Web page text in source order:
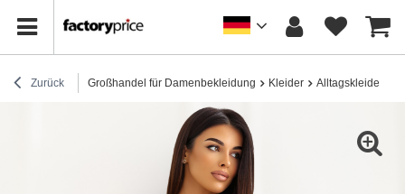
Zurück Großhandel für Damenbekleidung Kleider Alltagskleider